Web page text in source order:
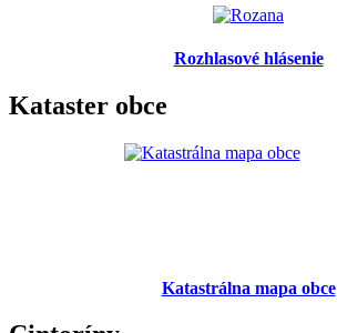
Rozhlasové hlásenie
Kataster obce
Katastrálna mapa obce